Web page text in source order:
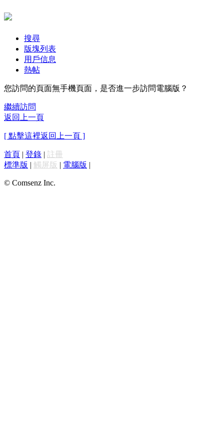
搜尋
版塊列表
用戶信息
熱帖
您訪問的頁面無手機頁面，是否進一步訪問電腦版？
繼續訪問
返回上一頁
[ 點擊這裡返回上一頁 ]
首頁 | 登錄 | 註冊
標準版 | 觸屏版 | 電腦版 |
© Comsenz Inc.